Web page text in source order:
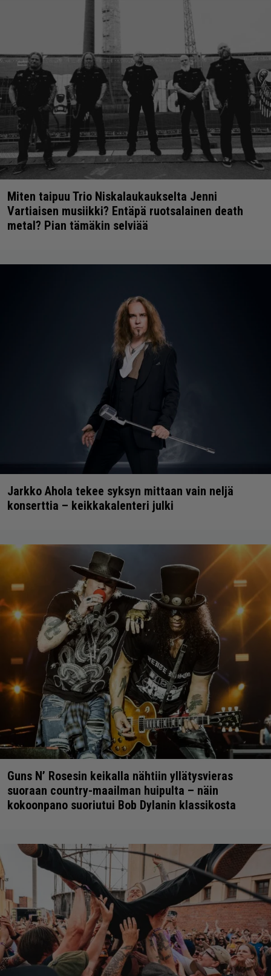
Miten taipuu Trio Niskalaukaukselta Jenni
Vartiaisen musiikki? Entäpä ruotsalainen death
metal? Pian tämäkin selviää
Jarkko Ahola tekee syksyn mittaan vain neljä
konserttia – keikkakalenteri julki
Guns N’ Rosesin keikalla nähtiin yllätysvieras
suoraan country-maailman huipulta – näin
kokoonpano suoriutui Bob Dylanin klassikosta